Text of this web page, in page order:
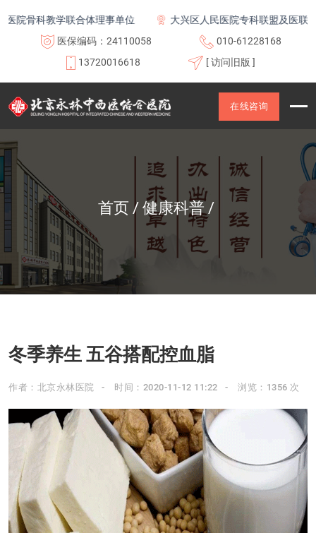
骨科教学联合体理事单位
大兴区人民医院专科联盟及医联体成
医保编码：24110058
010-61228168
13720016618
[ 访问旧版 ]
在线咨询
首页 健康科普
冬季养生 五谷搭配控血脂
作者：北京永林医院 时间：2020-11-12 11:22 浏览：1356 次